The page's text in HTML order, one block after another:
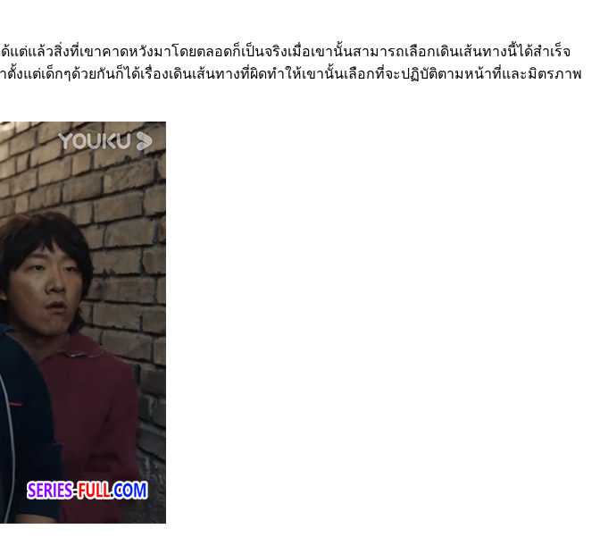
แต่แล้วสิ่งที่เขาคาดหวังมาโดยตลอดก็เป็นจริงเมื่อเขานั้นสามารถเลือกเดินเส้นทางนี้ได้สำเร็จ
แต่เด็กๆด้วยกันก็ได้เรื่องเดินเส้นทางที่ผิดทำให้เขานั้นเลือกที่จะปฏิบัติตามหน้าที่และมิตรภาพ